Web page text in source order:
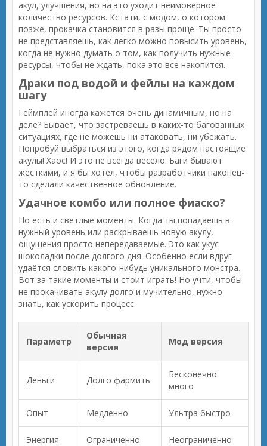
акул, улучшения, но на это уходит неимоверное
количество ресурсов. Кстати, с модом, о котором
позже, прокачка становится в разы проще. Ты просто
не представляешь, как легко можно повысить уровень,
когда не нужно думать о том, как получить нужные
ресурсы, чтобы не ждать, пока это все накопится.
Драки под водой и фейлы на каждом
шагу
Геймплей иногда кажется очень динамичным, но на
деле? Бывает, что застреваешь в каких-то багованных
ситуациях, где не можешь ни атаковать, ни убежать.
Попробуй выбраться из этого, когда рядом настоящие
акулы! Хаос! И это не всегда весело. Баги бывают
жесткими, и я бы хотел, чтобы разработчики наконец-
то сделали качественное обновление.
Удачное комбо или полное фиаско?
Но есть и светлые моменты. Когда ты попадаешь в
нужный уровень или раскрываешь новую акулу,
ощущения просто непередаваемые. Это как укус
шоколадки после долгого дня. Особенно если вдруг
удаётся словить какого-нибудь уникального монстра.
Вот за такие моменты и стоит играть! Но учти, чтобы
не прокачивать акулу долго и мучительно, нужно
знать, как ускорить процесс.
Параметр
Обычная
версия
Мод версия
Деньги Долго фармить
Бесконечно
много
Опыт Медленно Ультра быстро
Энергия Ограниченно Неограниченно